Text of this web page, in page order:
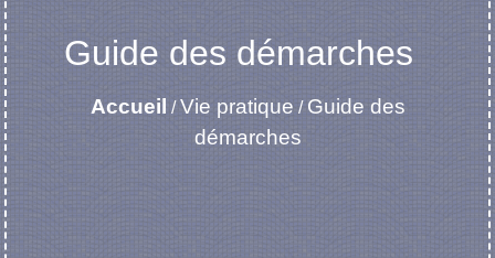
Guide des démarches
Accueil /Vie pratique / Guide des
démarches